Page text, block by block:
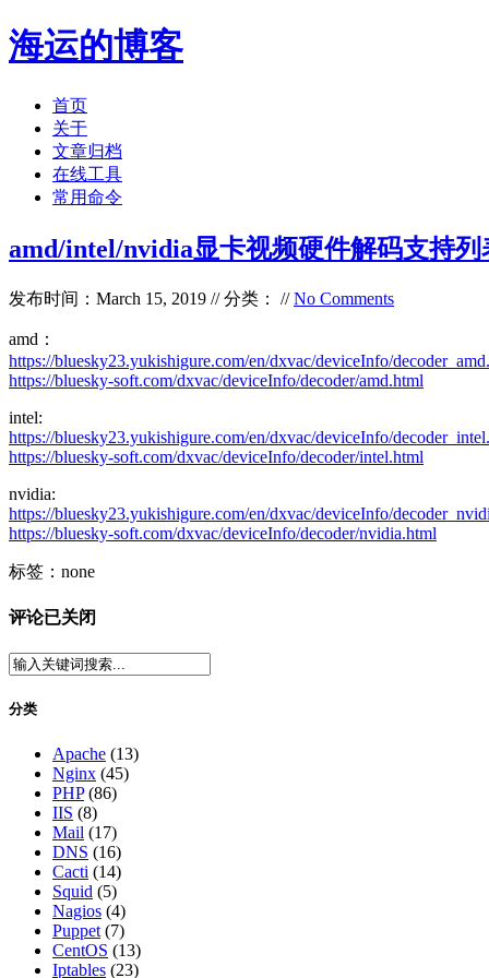
海运的博客
首页
关于
文章归档
在线工具
常用命令
amd/intel/nvidia显卡视频硬件解码支持列
发布时间：March 15, 2019 // 分类： //No Comments
amd：
https://bluesky23.yukishigure.com/en/dxvac/deviceInfo/
https://bluesky-soft.com/dxvac/deviceInfo/decoder/amd.html
intel:
https://bluesky23.yukishigure.com/en/dxvac/deviceInfo/
https://bluesky-soft.com/dxvac/deviceInfo/decoder/intel.html
nvidia:
https://bluesky23.yukishigure.com/en/dxvac/deviceInfo/
https://bluesky-soft.com/dxvac/deviceInfo/decoder/nvidia.html
标签：none
评论已关闭
分类
Apache (13)
Nginx (45)
PHP(86)
IIS (8)
Mail (17)
DNS (16)
Cacti (14)
Squid (5)
Nagios (4)
Puppet (7)
CentOS (13)
Iptables (23)